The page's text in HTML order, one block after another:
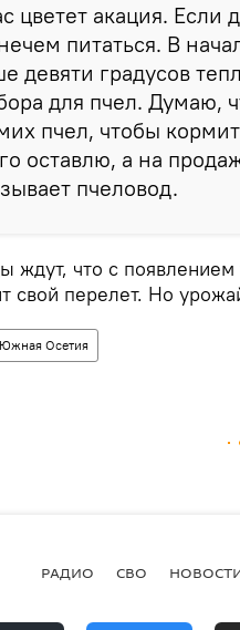
цветет акация.
питаться. В
девяти градусов
для пчел. Думаю,
пчел, чтобы
оставлю, а на
пчеловод.
ждут, что с
свой перелет. Но
Южная Осетия
РАДИО СВО